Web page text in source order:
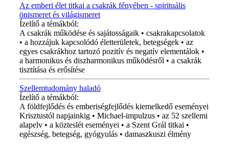
Az emberi élet titkai a csakrák fényében - spirituális
önismeret és világismeret
Ízelítő a témákból:
A csakrák működése és sajátosságaik • csakrakapcsolatok
• a hozzájuk kapcsolódó életterületek, betegségek • az
egyes csakrákhoz tartozó pozitív és negatív elementálok •
a harmonikus és diszharmonikus működésről • a csakrák
tisztítása és erősítése
Szellemtudomány haladó
Ízelítő a témákból:
A földfejlődés és emberiségfejlődés kiemelkedő eseményei
Krisztustól napjainkig • Michael-impulzus • az 52 szellemi
alapelv • a közteslét eseményei • a Szent Grál titkai •
egészség, betegség, gyógyulás • damaszkuszi élmény